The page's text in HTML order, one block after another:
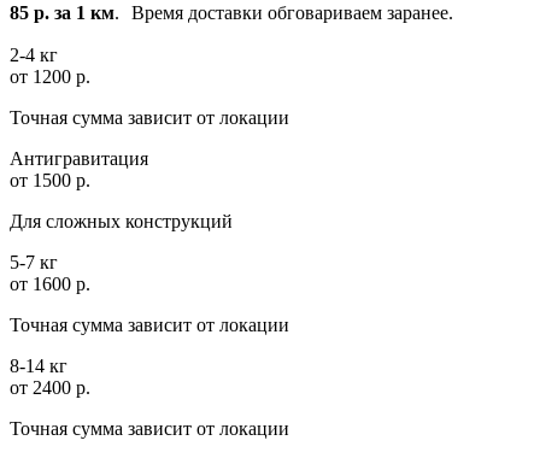
85 р. за 1 км. Время доставки обговариваем заранее.
2-4 кг
от 1200 р.
Точная сумма зависит от локации
Антигравитация
от 1500 р.
Для сложных конструкций
5-7 кг
от 1600 р.
Точная сумма зависит от локации
8-14 кг
от 2400 р.
Точная сумма зависит от локации